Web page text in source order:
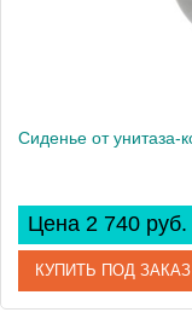
Цена 2 740 руб.
КУПИТЬ ПОД ЗАКАЗ